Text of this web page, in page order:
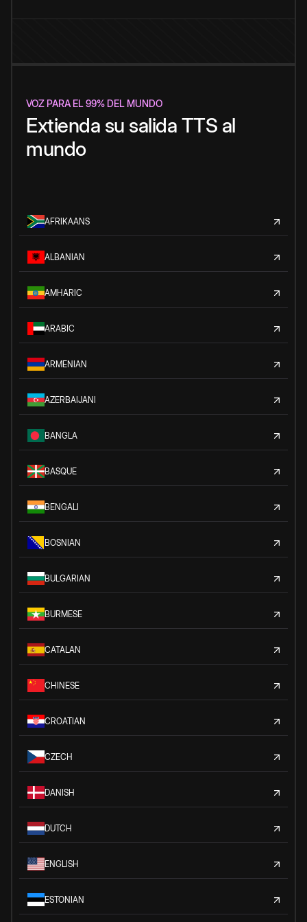
VOZ PARA EL 99% DEL MUNDO
Extienda su salida TTS al
mundo
AFRIKAANS
ALBANIAN
AMHARIC
ARABIC
ARMENIAN
AZERBAIJANI
BANGLA
BASQUE
BENGALI
BOSNIAN
BULGARIAN
BURMESE
CATALAN
CHINESE
CROATIAN
CZECH
DANISH
DUTCH
ENGLISH
ESTONIAN